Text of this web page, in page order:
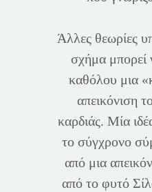
Άλλες θεωρίες
σχήμα μπορεί
καθόλου μια
απεικόνιση
καρδιάς. Μία
το σύγχρονο
από μια
από το φυτό